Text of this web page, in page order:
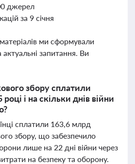
джерел
за 9 січня
ми сформували
актуальні запитання. Ви
збору сплатили
і на скільки днів війни
сплатили 163,6 млрд
збору, що забезпечило
лише на 22 дні війни через
на безпеку та оборону.